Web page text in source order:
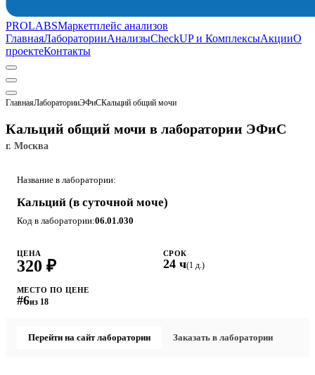
PROLABSМаркетплейс анализов
ГлавнаяЛабораторииАнализыCheckUP и КомплексыАкцииО
проектеКонтакты
ГлавнаяЛабораторииЭФиСКальций общий мочи
Кальций общий мочи в лаборатории ЭФиС
г. Москва
Название в лаборатории:
Кальций (в суточной моче)
Код в лаборатории:06.01.030
ЦЕНА
320 ₽
СРОК
24 ч(1 д.)
МЕСТО ПО ЦЕНЕ
#6из 18
Перейти на сайт лаборатории Заказать в лаборатории